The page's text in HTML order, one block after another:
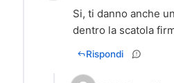
Si, ti danno anche
dentro la scatola
Rispondi